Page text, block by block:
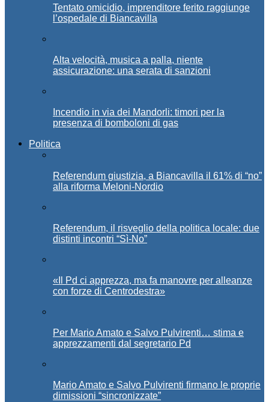
Tentato omicidio, imprenditore ferito raggiunge
l’ospedale di Biancavilla
Alta velocità, musica a palla, niente
assicurazione: una serata di sanzioni
Incendio in via dei Mandorli: timori per la
presenza di bomboloni di gas
Politica
Referendum giustizia, a Biancavilla il 61% di “no”
alla riforma Meloni-Nordio
Referendum, il risveglio della politica locale: due
distinti incontri “Sì-No”
«Il Pd ci apprezza, ma fa manovre per alleanze
con forze di Centrodestra»
Per Mario Amato e Salvo Pulvirenti… stima e
apprezzamenti dal segretario Pd
Mario Amato e Salvo Pulvirenti firmano le proprie
dimissioni “sincronizzate”